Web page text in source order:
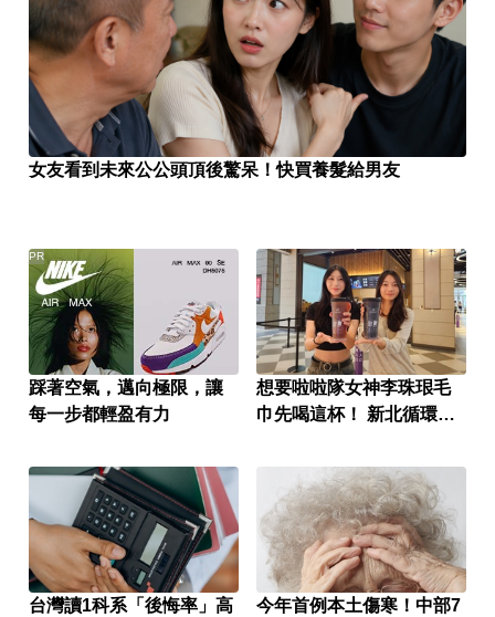
女友看到未來公公頭頂後驚呆！快買養髮給男友
踩著空氣，邁向極限，讓
每一步都輕盈有力
PR
想要啦啦隊女神李珠珢毛
巾先喝這杯！ 新北循環杯
台灣讀1科系「後悔率」高
今年首例本土傷寒！中部7